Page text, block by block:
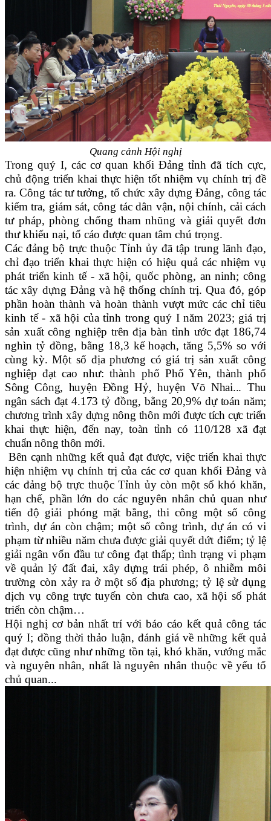
Quang cảnh Hội nghị
Trong quý I, các cơ quan khối Đảng tỉnh đã tích cực,
chủ động triển khai thực hiện tốt nhiệm vụ chính trị đề
ra. Công táctư tưởng, tổ chức xây dựng Đảng, công tác
kiểm tra, giám sát, công tác dân vận, nội chính, cải cách
tư pháp, phòng chống tham nhũng và giải quyết đơn
thư khiếu nại, tố cáo được quan tâm chú trọng.
Các đảng bộ trực thuộc Tỉnh ủy đã tập trung lãnh đạo,
chỉ đạo triển khai thực hiện có hiệu quả các nhiệm vụ
phát triển kinh tế - xã hội, quốc phòng, an ninh; công
tác xây dựng Đảng và hệ thống chính trị. Qua đó, góp
phần hoàn thành và hoàn thành vượt mức các chỉ tiêu
kinh tế - xã hội của tỉnh trong quý I năm 2023; giá trị
sản xuất công nghiệp trên địa bàn tỉnh ước đạt 186,74
nghìn tỷ đồng, bằng 18,3 kế hoạch, tăng 5,5% so với
cùng kỳ. Một số địa phương có giá trị sản xuất công
nghiệp đạt cao như:thành phố Phổ Yên, thành phố
Sông Công, huyện Đồng Hỷ, huyện Võ Nhai... Thu
ngân sách đạt 4.173 tỷ đồng, bằng 20,9% dự toán năm;
chương trình xây dựng nông thôn mới được tích cực triển
khai thực hiện, đến nay, toàn tỉnh có 110/128 xã đạt
chuẩn nông thôn mới.
Bên cạnh những kết quả đạt được, việc triển khai thực
hiện nhiệm vụ chính trị của các cơ quan khối Đảng và
các đảng bộ trực thuộc Tỉnh ủy còn một số khó khăn,
hạn chế, phần lớn do các nguyên nhân chủ quannhư
tiến độ giải phóng mặt bằng, thi công một số công
trình, dự án còn chậm; một số công trình, dự án có vi
phạm từ nhiều năm chưa được giải quyết dứt điểm; tỷ lệ
giải ngân vốn đầu tư công đạt thấp; tình trạng vi phạm
về quản lý đất đai, xây dựng trái phép, ô nhiễm môi
trường còn xảy ra ở một số địa phương; tỷ lệ sử dụng
dịch vụ công trực tuyến còn chưa cao, xã hội số phát
triển còn chậm…
Hội nghị cơ bản nhất trí với báo cáo kết quả công tác
quýI; đồng thời thảo luận, đánh giá về những kết quả
đạt được cũng như những tồn tại, khó khăn, vướng mắc
và nguyên nhân, nhất là nguyên nhân thuộc về yếu tố
chủ quan...